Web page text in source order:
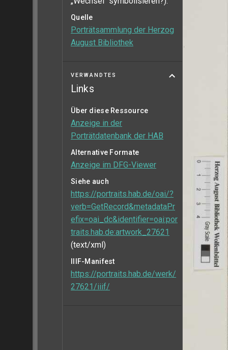
Quelle
Porträtsammlung der Herzog
August Bibliothek
VERWANDTES
Links
Über diese Ressource
Anzeige in der
Porträtdatenbank der HAB
Alternative Formate
Anzeige im DFG-Viewer
Siehe auch
https://portraits.hab.de/oai/?
verb=GetRecord&metadataPr
efix=oai_dc&identifier=oai:por
traits.hab.de:artwork_27621
(text/xml)
IIIF-Manifest
https://portraits.hab.de/werk/
27621/iiif/